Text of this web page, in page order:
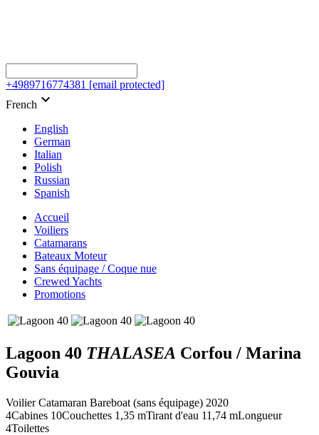
+4989716774381 [email protected]
French keyboard_arrow_down
English
German
Italian
Polish
Russian
Spanish
Accueil
Voiliers
Catamarans
Bateaux Moteur
Sans équipage / Coque nue
Crewed Yachts
Promotions
Lagoon 40 THALASEA Corfou / Marina
Gouvia
Voilier Catamaran Bareboat (sans équipage) 2020
4Cabines 10Couchettes 1,35 mTirant d'eau 11,74 mLongueur
4Toilettes